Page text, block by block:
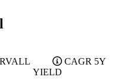
YIELD
CAGR 5Y